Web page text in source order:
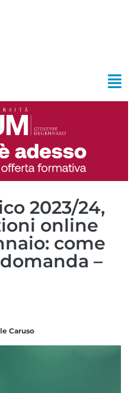
2023/24,
online
come
–
Caruso